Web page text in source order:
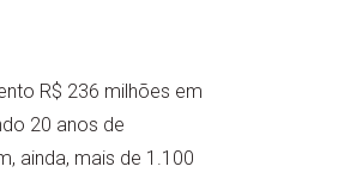
R$ 236 milhões em
20 anos de
ainda, mais de 1.100